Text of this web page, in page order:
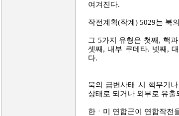
여겨진다.
작전계획(작계) 5029는 북
그 5가지 유형은 첫째, 핵
셋째, 내부 쿠데타. 넷째,
다.
북의 급변사태 시 핵무기
상태로 되거나 외부로 유
한ㆍ미 연합군이 연합작전